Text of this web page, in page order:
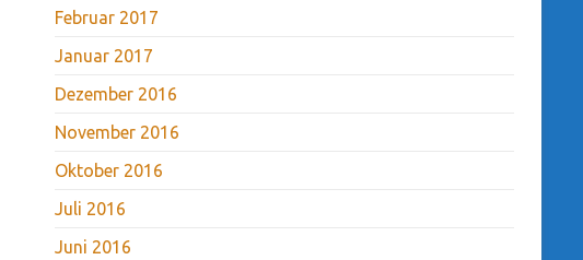
Februar 2017
Januar 2017
Dezember 2016
November 2016
Oktober 2016
Juli 2016
Juni 2016